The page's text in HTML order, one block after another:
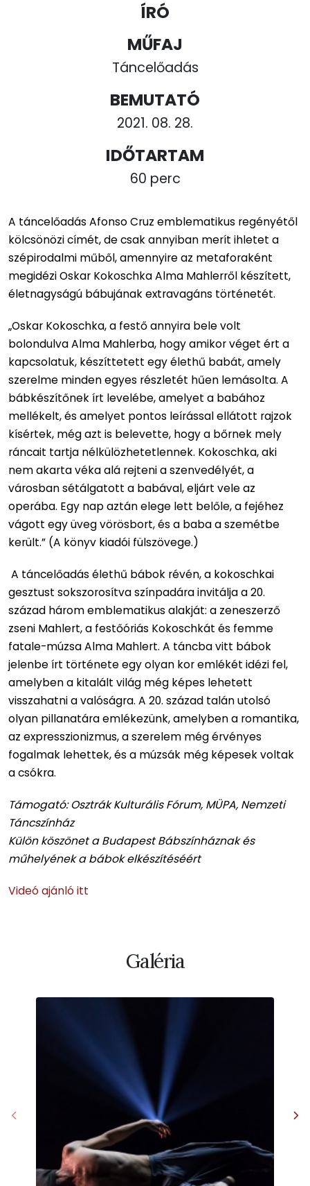
ÍRÓ
MŰFAJ
Táncelőadás
BEMUTATÓ
2021. 08. 28.
IDŐTARTAM
60 perc
A táncelőadás Afonso Cruz emblematikus regényétől
kölcsönözi címét, de csak annyiban merít ihletet a
szépirodalmi műből, amennyire az metaforaként
megidézi Oskar Kokoschka Alma Mahlerről készített,
életnagyságú bábujának extravagáns történetét.
„Oskar Kokoschka, a festő annyira bele volt
bolondulva Alma Mahlerba, hogy amikor véget ért a
kapcsolatuk, készíttetett egy élethű babát, amely
szerelme minden egyes részletét hűen lemásolta. A
bábkészítőnek írt levelébe, amelyet a babához
mellékelt, és amelyet pontos leírással ellátott rajzok
kísértek, még azt is belevette, hogy a bőrnek mely
ráncait tartja nélkülözhetetlennek. Kokoschka, aki
nem akarta véka alá rejteni a szenvedélyét, a
városban sétálgatott a babával, eljárt vele az
operába. Egy nap aztán elege lett belőle, a fejéhez
vágott egy üveg vörösbort, és a baba a szemétbe
került.” (A könyv kiadói fülszövege.)
A táncelőadás élethű bábok révén, a kokoschkai
gesztust sokszorosítva színpadára invitálja a 20.
század három emblematikus alakját: a zeneszerző
zseni Mahlert, a festőóriás Kokoschkát és femme
fatale-múzsa Alma Mahlert. A táncba vitt bábok
jelenbe írt története egy olyan kor emlékét idézi fel,
amelyben a kitalált világ még képes lehetett
visszahatni a valóságra. A 20. század talán utolsó
olyan pillanatára emlékezünk, amelyben a romantika,
az expresszionizmus, a szerelem még érvényes
fogalmak lehettek, és a múzsák még képesek voltak
a csókra.
Támogató: Osztrák Kulturális Fórum, MÜPA, Nemzeti
Táncszínház
Külön köszönet a Budapest Bábszínháznak és
műhelyének a bábok elkészítéséért
Videó ajánló itt
Galéria